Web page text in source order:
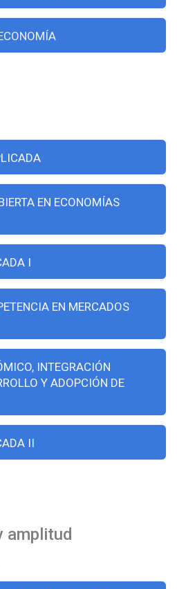
EN ECONOMÍAS
I
EN MERCADOS
INTEGRACIÓN
Y ADOPCIÓN DE
II
amplitud